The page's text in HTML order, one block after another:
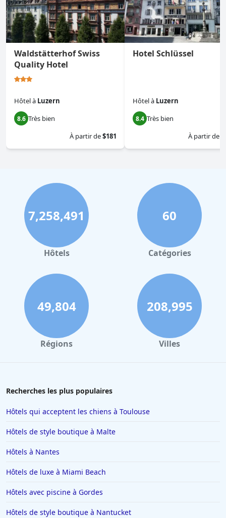
Waldstätterhof Swiss
Quality Hotel
Hôtelà Luzern
8.6 Très bien
À partir de$181
Hotel Schlüssel
Hôtelà Luzern
8.4 Très bien
À partir de
7,258,491
Hôtels
60
Catégories
49,804
Régions
208,995
Villes
Recherches les plus populaires
Hôtels qui acceptent les chiens à Toulouse
Hôtels de style boutique à Malte
Hôtels à Nantes
Hôtels de luxe à Miami Beach
Hôtels avec piscine à Gordes
Hôtels de style boutique à Nantucket